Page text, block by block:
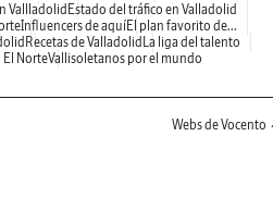
Vallladolid Estado del tráfico en Valladolid
Influencers de aquíEl plan favorito de...
Recetas de Valladolid La liga del talento
El NorteVallisoletanos por el mundo
Webs de Vocento